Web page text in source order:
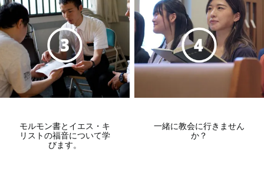
モルモン書とイエス・キ
リストの福音について学
びます。
一緒に教会に行きません
か？